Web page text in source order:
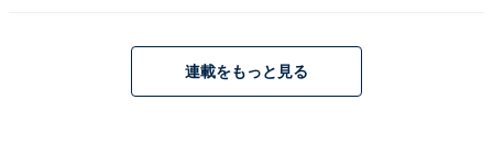
そしてクリスマスに欠かせないシュトーレンは、約10年
前「メープルスイーツコンテスト」でグランプリに輝い
連載をもっと見る